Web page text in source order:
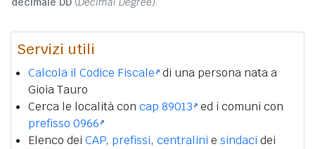
Servizi utili
Calcola il Codice Fiscale di una persona nata a
Gioia Tauro
Cerca le località con cap 89013 ed i comuni con
prefisso 0966
Elenco dei CAP, prefissi, centralini e sindaci dei